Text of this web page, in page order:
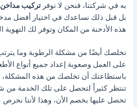
به في شركتنا، فنحن لا نوفرتركيب
بل قبل ذلك نساعدك في اختيار أفضل
هذه الأدخنة من المكان وتوفر لك التهوية
نخلصك أيضًا من مشكلة الرطوبة وما
على العمل وصعوبة إعداد جميع أنواع
باستطاعتك أن تخلصك من هذه المشكلة،
تنتظر كثيراً لتحصل على تلك الخدمة من
تحصل عليها بخصم الأن، وهذا لأننا نحرص